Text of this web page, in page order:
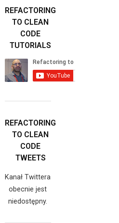
REFACTORING
TO CLEAN
CODE
TUTORIALS
REFACTORING
TO CLEAN
CODE
TWEETS
Kanał Twittera
obecnie jest
niedostępny.